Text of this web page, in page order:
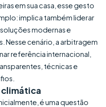
em sua casa, esse gesto
implica também liderar
modernas e
Nesse cenário, a arbitragem
referência internacional,
técnicas e
é uma questão